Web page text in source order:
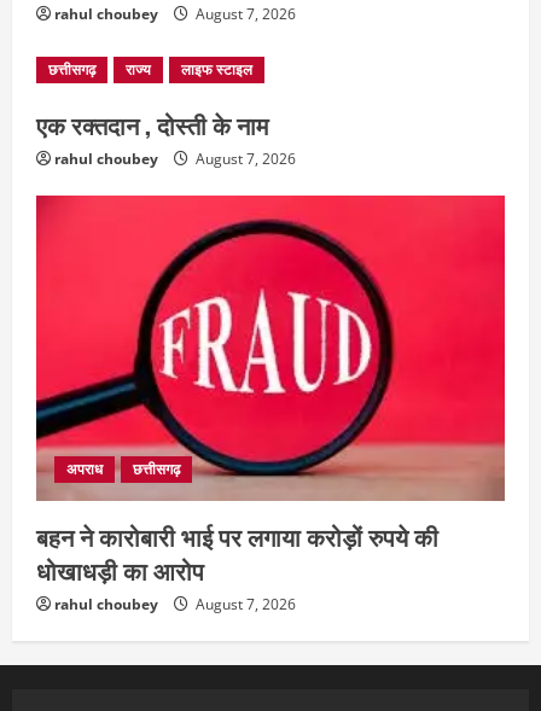
rahul choubey August 7, 2026
छत्तीसगढ़ राज्य लाइफ स्टाइल
एक रक्तदान , दोस्ती के नाम
rahul choubey August 7, 2026
अपराध छत्तीसगढ़
बहन ने कारोबारी भाई पर लगाया करोड़ों रुपये की
धोखाधड़ी का आरोप
rahul choubey August 7, 2026